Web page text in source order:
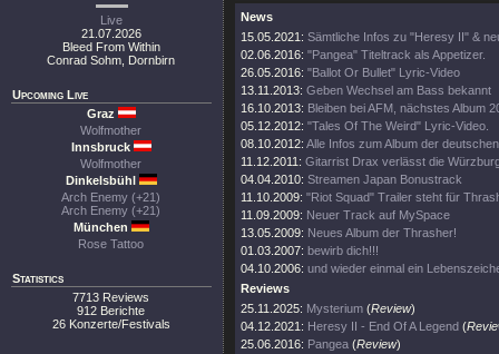
Live
21.07.2026
Bleed From Within
Conrad Sohm, Dornbirn
Upcoming Live
Graz
Wolfmother
Innsbruck
Wolfmother
Dinkelsbühl
Arch Enemy (+21)
Arch Enemy (+21)
München
Rose Tattoo
Statistics
7713 Reviews
912 Berichte
26 Konzerte/Festivals
News
15.05.2021: Sämtliche Infos zu "Heresy II" &
02.06.2016: "Pangea" Titeltrack als Appetizer.
26.05.2016: "Ballot Or Bullet" Lyric-Video
13.11.2013: Geben Wechsel am Bass bekannt
16.10.2013: Bleiben bei AFM, nächstes Album
05.12.2012: "Tales Of The Weird" Lyric-Video.
08.10.2012: Alle Infos zum Album der
11.12.2011: Gitarrist Drax verlässt die
04.04.2010: Streamen Japan Bonustrack
11.10.2009: "Riot Squad" Trailer steht für
11.09.2009: Neuer Track auf MySpace
13.05.2009: Neues Album der Thrasher!
01.03.2007: bewirb dich!!!
04.10.2006: und wieder einmal ein
Reviews
25.11.2025: Mysterium (Review)
04.12.2021: Heresy II - End Of A Legend (
25.06.2016: Pangea (Review)